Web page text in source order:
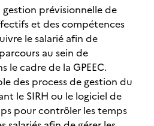
gestion prévisionnelle de
et des compétences
le salarié afin de
au sein de
le cadre de la GPEEC.
des process de gestion du
le SIRH ou le logiciel de
pour contrôler les temps